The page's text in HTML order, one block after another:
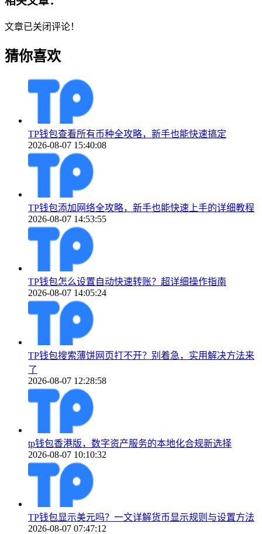
文章已关闭评论！
猜你喜欢
TP钱包查看所有币种全攻略，新手也能快速搞定
2026-08-07 15:40:08
TP钱包添加网络全攻略，新手也能快速上手的详细教程
2026-08-07 14:53:55
TP钱包怎么设置自动快速转账？超详细操作指南
2026-08-07 14:05:24
TP钱包搜索薄饼网页打不开？别着急，实用解决方法来
了
2026-08-07 12:28:58
tp钱包香港版，数字资产服务的本地化合规新选择
2026-08-07 10:10:32
TP钱包显示美元吗？一文详解货币显示规则与设置方法
2026-08-07 07:47:12